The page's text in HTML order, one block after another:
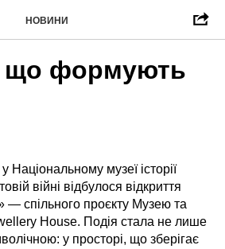
НОВИНИ
що формують
Національному музеї історії
війні відбулося відкриття
— спільного проєкту Музею та
House. Подія стала не лише
у просторі, що зберігає